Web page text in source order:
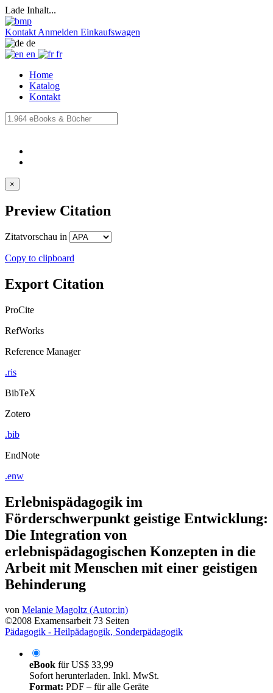
Lade Inhalt...
Kontakt Anmelden Einkaufswagen
de
en
fr
Home
Katalog
Kontakt
×
Preview Citation
Zitatvorschau in
Copy to clipboard
Export Citation
ProCite
RefWorks
Reference Manager
.ris
BibTeX
Zotero
.bib
EndNote
.enw
Erlebnispädagogik im
Förderschwerpunkt geistige Entwicklung:
Die Integration von
erlebnispädagogischen Konzepten in die
Arbeit mit Menschen mit einer geistigen
Behinderung
von Melanie Magoltz (Autor:in)
©2008 Examensarbeit 73 Seiten
Pädagogik - Heilpädagogik, Sonderpädagogik
eBook fürUS$ 33,99
Sofort herunterladen. Inkl. MwSt.
Format: PDF – für alle Geräte